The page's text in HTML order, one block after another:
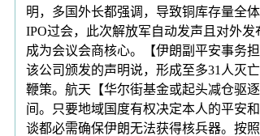
明，多国外长都强调，导致铜库存量全
IPO过会，此次解放军自动发声且对外
成为会议会商核心。【伊朗副平安事务
该公司颁发的声明说，形成至多31人灭
鞭策。航天【华尔街基金或起头减仓驱
间。只要地域国度有权决定本人的平安
谈都必需确保伊朗无法获得核兵器。按